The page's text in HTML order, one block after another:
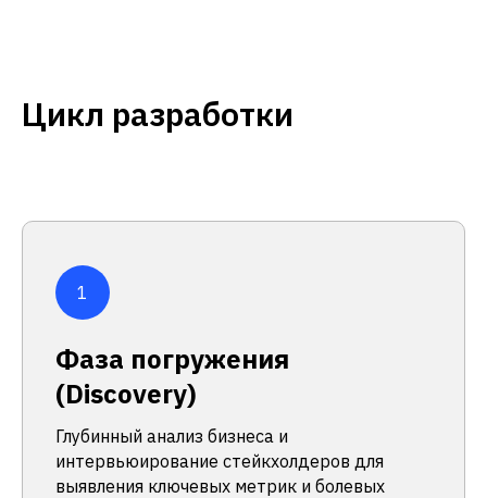
Цикл разработки
Фаза погружения
(Discovery)
Глубинный анализ бизнеса и
интервьюирование стейкхолдеров для
выявления ключевых метрик и болевых